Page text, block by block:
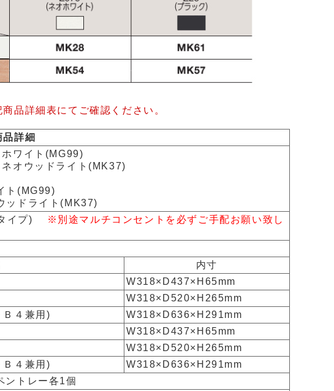
品詳細表にてご確認ください。
品詳細
ワイト(MG99)
オウッドライト(MK37)
ト(MG99)
ッドライト(MK37)
イプ)
※別途マルチコンセントを必ずご手配お願い致し
内寸
W318×D437×H65mm
W318×D520×H265mm
Ｂ４兼用)
W318×D636×H291mm
W318×D437×H65mm
W318×D520×H265mm
Ｂ４兼用) W318×D636×H291mm
ントレー各1個